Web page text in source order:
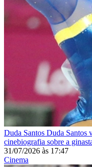
Duda Santos Duda Santos
cinebiografia sobre a
31/07/2026 às 17:47
Cinema